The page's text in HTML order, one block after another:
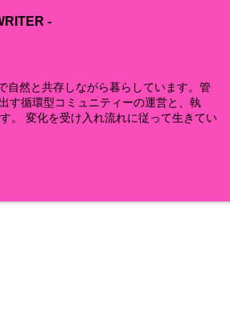
-
自然と共存しながら暮らしています。管
す循環型コミュニティーの運営と、執
。 変化を受け入れ流れに従って生きてい